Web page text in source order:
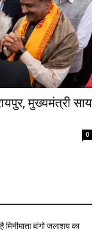
मुख्यमंत्री साय
0
बांगो जलाशय का